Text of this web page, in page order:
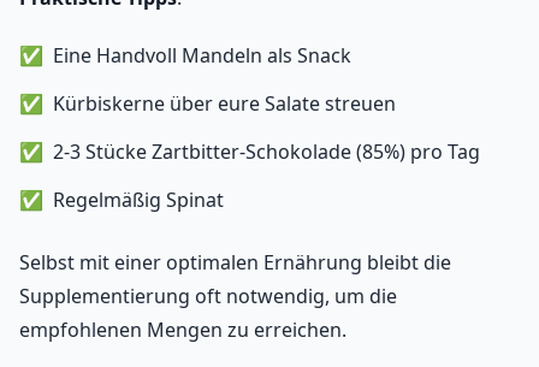
Eine Handvoll Mandeln als Snack
Kürbiskerne über eure Salate streuen
2-3 Stücke Zartbitter-Schokolade (85%) pro Tag
Regelmäßig Spinat
Selbst mit einer optimalen Ernährung bleibt die
Supplementierung oft notwendig, um die
empfohlenen Mengen zu erreichen.